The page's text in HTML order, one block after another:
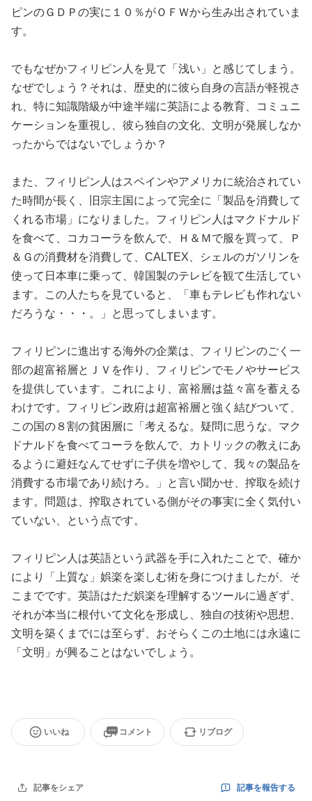
ピンのＧＤＰの実に１０％がＯＦＷから生み出されていま
す。
でもなぜかフィリピン人を見て「浅い」と感じてしまう。
なぜでしょう？それは、歴史的に彼ら自身の言語が軽視さ
れ、特に知識階級が中途半端に英語による教育、コミュニ
ケーションを重視し、彼ら独自の文化、文明が発展しなか
ったからではないでしょうか？
また、フィリピン人はスペインやアメリカに統治されてい
た時間が長く、旧宗主国によって完全に「製品を消費して
くれる市場」になりました。フィリピン人はマクドナルド
を食べて、コカコーラを飲んで、Ｈ＆Ｍで服を買って、Ｐ
＆Ｇの消費材を消費して、CALTEX、シェルのガソリンを
使って日本車に乗って、韓国製のテレビを観て生活してい
ます。この人たちを見ていると、「車もテレビも作れない
だろうな・・・。」と思ってしまいます。
フィリピンに進出する海外の企業は、フィリピンのごく一
部の超富裕層とＪＶを作り、フィリピンでモノやサービス
を提供しています。これにより、富裕層は益々富を蓄える
わけです。フィリピン政府は超富裕層と強く結びついて、
この国の８割の貧困層に「考えるな。疑問に思うな。マク
ドナルドを食べてコーラを飲んで、カトリックの教えにあ
るように避妊なんてせずに子供を増やして、我々の製品を
消費する市場であり続けろ。」と言い聞かせ、搾取を続け
ます。問題は、搾取されている側がその事実に全く気付い
ていない、という点です。
フィリピン人は英語という武器を手に入れたことで、確か
により「上質な」娯楽を楽しむ術を身につけましたが、そ
こまでです。英語はただ娯楽を理解するツールに過ぎず、
それが本当に根付いて文化を形成し、独自の技術や思想、
文明を築くまでには至らず、おそらくこの土地には永遠に
「文明」が興ることはないでしょう。
いいね コメント リブログ
記事をシェア 記事を報告する